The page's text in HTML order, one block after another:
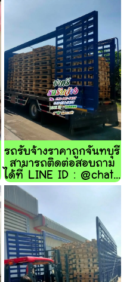
รถรับจ้างราคาถูกจันทบุรี
สามารถติดต่อสอบถาม
ได้ที่ LINE ID : @chat...